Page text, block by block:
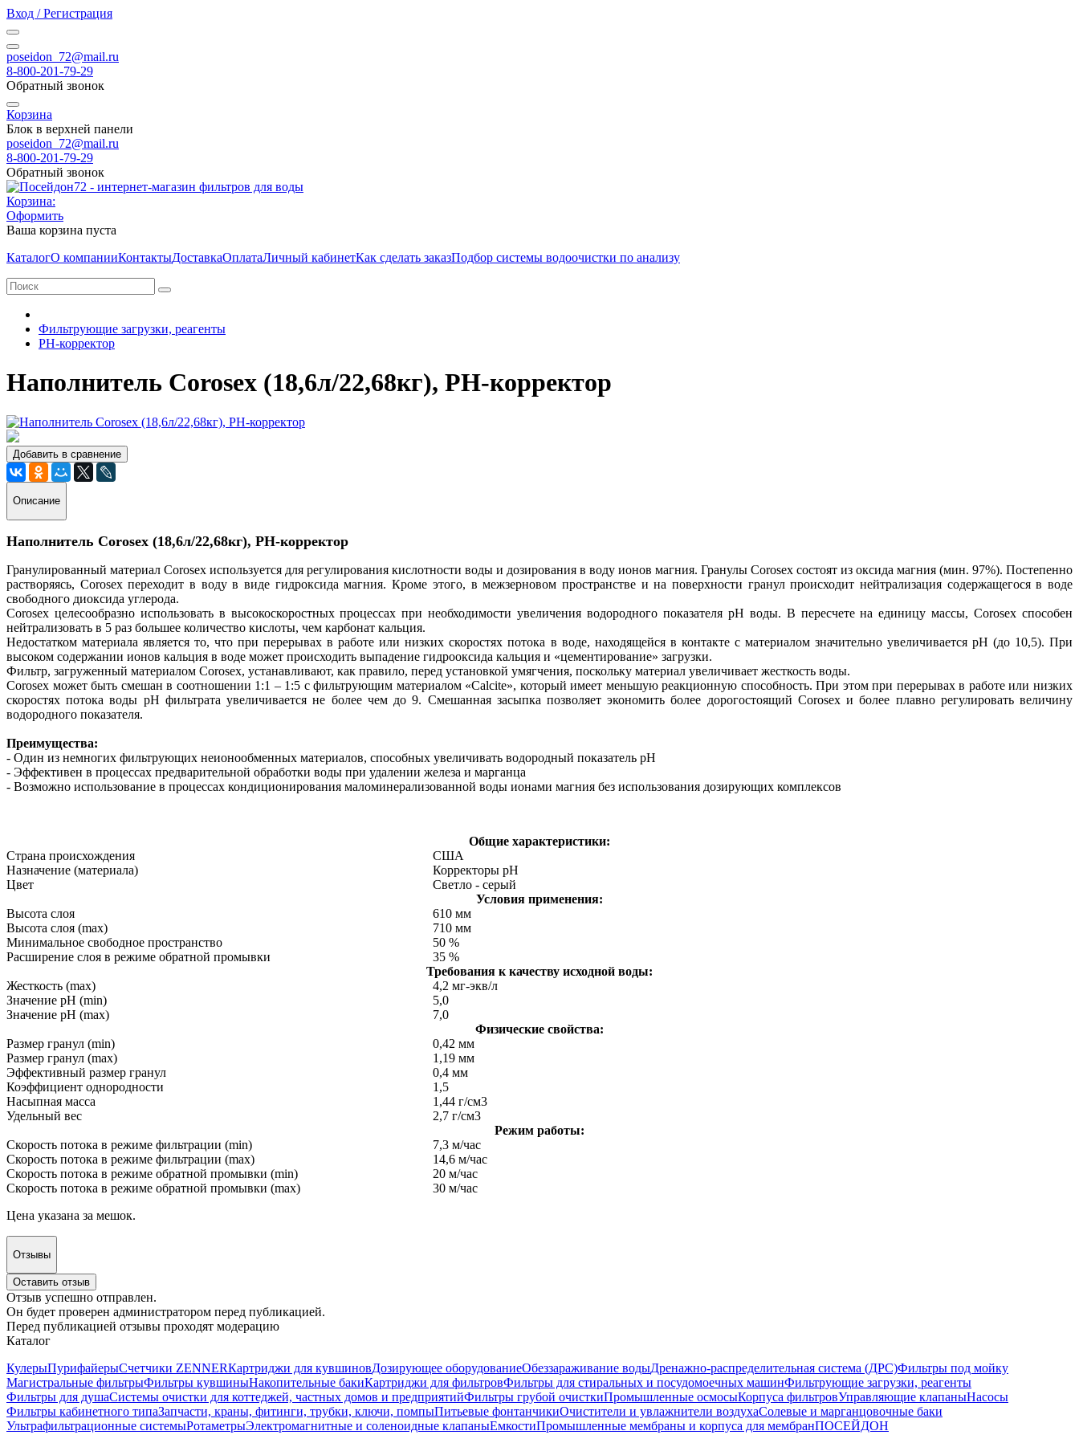
Вход / Регистрация
poseidon_72@mail.ru
8-800-201-79-29
Обратный звонок
Корзина
Блок в верхней панели
poseidon_72@mail.ru
8-800-201-79-29
Обратный звонок
Корзина:
Оформить
Ваша корзина пуста
КаталогО компанииКонтактыДоставкаОплатаЛичный кабинетКак сделать заказПодбор системы водоочистки по анализу
Фильтрующие загрузки, реагенты
PH-корректор
Наполнитель Corosex (18,6л/22,68кг), РН-корректор
Добавить в сравнение
Описание
Наполнитель Corosex (18,6л/22,68кг), РН-корректор
Гранулированный материал Corosex используется для регулирования кислотности воды и дозирования в воду ионов магния. Гранулы Corosex состоят из оксида магния (мин. 97%). Постепенно
растворяясь, Corosex переходит в воду в виде гидроксида магния. Кроме этого, в межзерновом пространстве и на поверхности гранул происходит нейтрализация содержащегося в воде
свободного диоксида углерода.
Corosex целесообразно использовать в высокоскоростных процессах при необходимости увеличения водородного показателя рН воды. В пересчете на единицу массы, Corosex способен
нейтрализовать в 5 раз большее количество кислоты, чем карбонат кальция.
Недостатком материала является то, что при перерывах в работе или низких скоростях потока в воде, находящейся в контакте с материалом значительно увеличивается рН (до 10,5). При
высоком содержании ионов кальция в воде может происходить выпадение гидрооксида кальция и «цементирование» загрузки.
Фильтр, загруженный материалом Corosex, устанавливают, как правило, перед установкой умягчения, поскольку материал увеличивает жесткость воды.
Corosex может быть смешан в соотношении 1:1 – 1:5 с фильтрующим материалом «Calcite», который имеет меньшую реакционную способность. При этом при перерывах в работе или низких
скоростях потока воды рН фильтрата увеличивается не более чем до 9. Смешанная засыпка позволяет экономить более дорогостоящий Corosex и более плавно регулировать величину
водородного показателя.
Преимущества:
- Один из немногих фильтрующих неионообменных материалов, способных увеличивать водородный показатель рН
- Эффективен в процессах предварительной обработки воды при удалении железа и марганца
- Возможно использование в процессах кондиционирования маломинерализованной воды ионами магния без использования дозирующих комплексов
Общие характеристики:
Страна происхождения
США
Назначение (материала)
Корректоры рН
Цвет
Светло - серый
Условия применения:
Высота слоя
610 мм
Высота слоя (max)
710 мм
Минимальное свободное пространство
50 %
Расширение слоя в режиме обратной промывки
35 %
Требования к качеству исходной воды:
Жесткость (max)
4,2 мг-экв/л
Значение pH (min)
5,0
Значение pH (max)
7,0
Физические свойства:
Размер гранул (min)
0,42 мм
Размер гранул (max)
1,19 мм
Эффективный размер гранул
0,4 мм
Коэффициент однородности
1,5
Насыпная масса
1,44 г/см3
Удельный вес
2,7 г/см3
Режим работы:
Скорость потока в режиме фильтрации (min)
7,3 м/час
Скорость потока в режиме фильтрации (max)
14,6 м/час
Скорость потока в режиме обратной промывки (min)
20 м/час
Скорость потока в режиме обратной промывки (max)
30 м/час
Цена указана за мешок.
Отзывы
Оставить отзыв
Отзыв успешно отправлен.
Он будет проверен администратором перед публикацией.
Перед публикацией отзывы проходят модерацию
Каталог
КулерыПурифайерыСчетчики ZENNERКартриджи для кувшиновДозирующее оборудованиеОбеззараживание водыДренажно-распределительная система (ДРС)Фильтры под мойку
Магистральные фильтрыФильтры кувшиныНакопительные бакиКартриджи для фильтровФильтры для стиральных и посудомоечных машинФильтрующие загрузки, реагенты
Фильтры для душаСистемы очистки для коттеджей, частных домов и предприятийФильтры грубой очисткиПромышленные осмосыКорпуса фильтровУправляющие клапаныНасосы
Фильтры кабинетного типаЗапчасти, краны, фитинги, трубки, ключи, помпыПитьевые фонтанчикиОчистители и увлажнители воздухаСолевые и марганцовочные баки
Ультрафильтрационные системыРотаметрыЭлектромагнитные и соленоидные клапаныЕмкостиПромышленные мембраны и корпуса для мембранПОСЕЙДОН